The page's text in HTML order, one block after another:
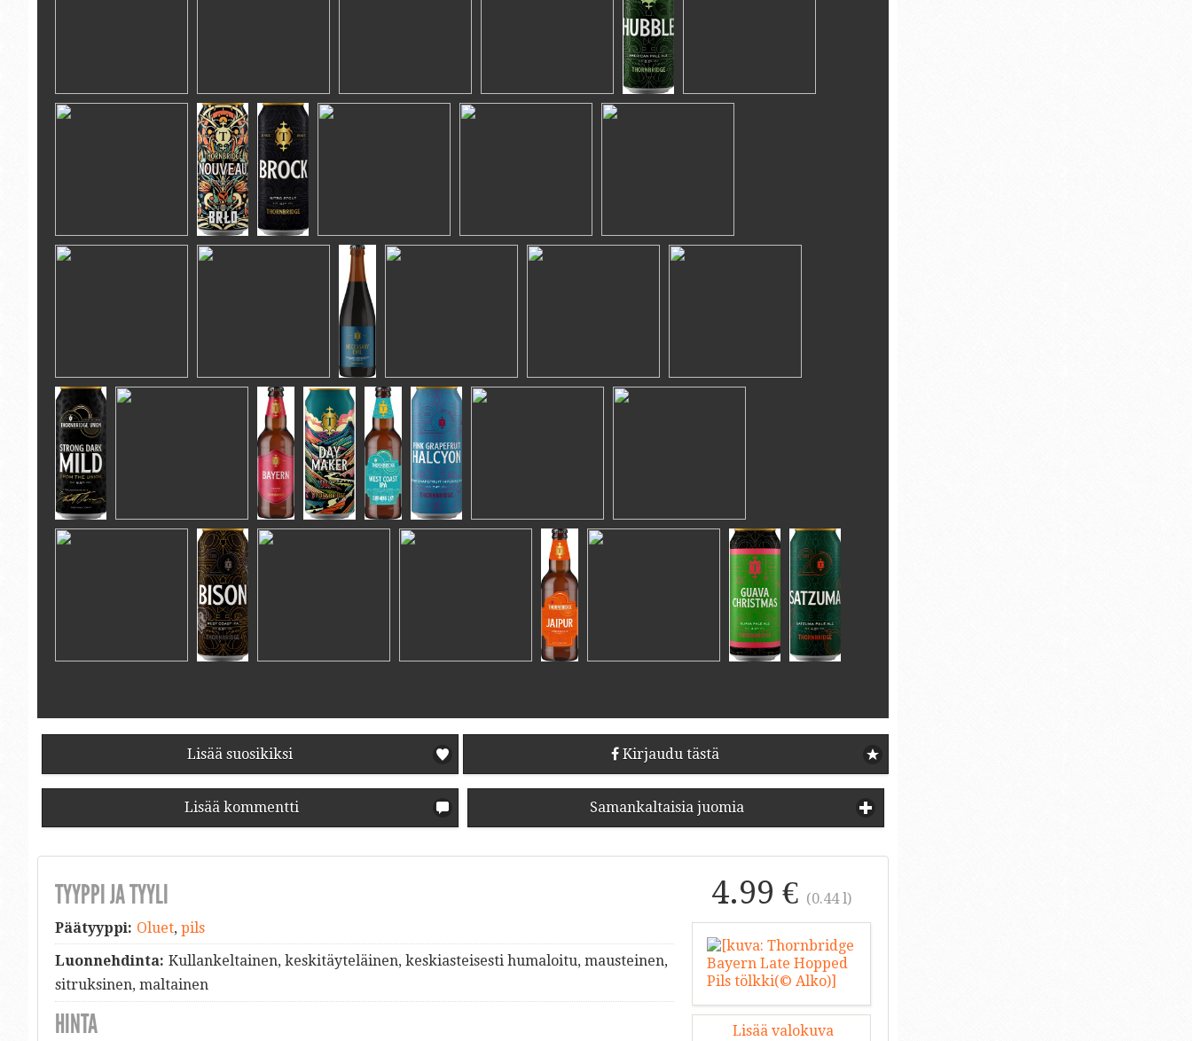
Lisää suosikiksi Kirjaudu tästä
Lisää kommentti Samankaltaisia juomia
4.99 € (0.44 l)
Lisää valokuva
TYYPPI JA TYYLI
Päätyyppi: Oluet, pils
Luonnehdinta: Kullankeltainen, keskitäyteläinen, keskiasteisesti humaloitu, mausteinen,
sitruksinen, maltainen
HINTA